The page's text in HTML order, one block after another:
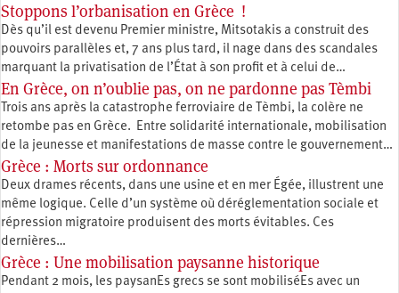
Stoppons l’orbanisation en Grèce !
Dès qu’il est devenu Premier ministre, Mitsotakis a construit des
pouvoirs parallèles et, 7 ans plus tard, il nage dans des scandales
marquant la privatisation de l’État à son profit et à celui de…
En Grèce, on n’oublie pas, on ne pardonne pas Tèmbi
Trois ans après la catastrophe ferroviaire de Tèmbi, la colère ne
retombe pas en Grèce. Entre solidarité internationale, mobilisation
de la jeunesse et manifestations de masse contre le gouvernement…
Grèce : Morts sur ordonnance
Deux drames récents, dans une usine et en mer Égée, illustrent une
même logique. Celle d’un système où déréglementation sociale et
répression migratoire produisent des morts évitables. Ces
dernières…
Grèce : Une mobilisation paysanne historique
Pendant 2 mois, les paysanEs grecs se sont mobiliséEs avec un